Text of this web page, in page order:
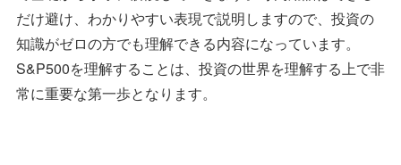
だけ避け、わかりやすい表現で説明しますので、投資の
知識がゼロの方でも理解できる内容になっています。
S&P500を理解することは、投資の世界を理解する上で非
常に重要な第一歩となります。